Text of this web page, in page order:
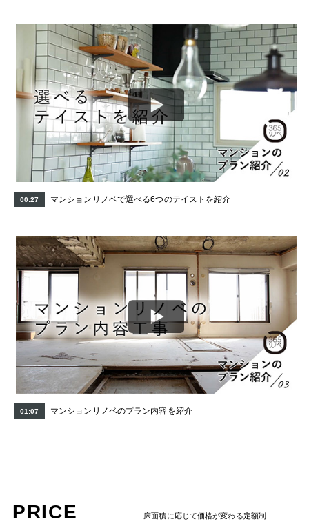
00:27 マンションリノベで選べる6つのテイストを紹介
01:07 マンションリノベのプラン内容を紹介
PRICE 床面積に応じて価格が変わる定額制